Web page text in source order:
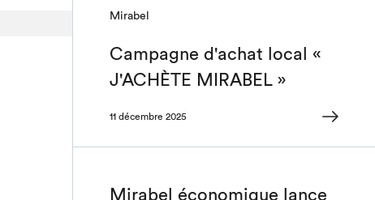
Mirabel
Campagne d'achat local «
J'ACHÈTE MIRABEL »
11 décembre 2025
Mirabel économique lance